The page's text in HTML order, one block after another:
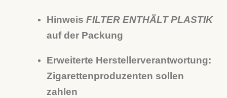
Hinweis FILTER ENTHÄLT PLASTIK
auf der Packung
Erweiterte Herstellerverantwortung:
Zigarettenproduzenten sollen
zahlen